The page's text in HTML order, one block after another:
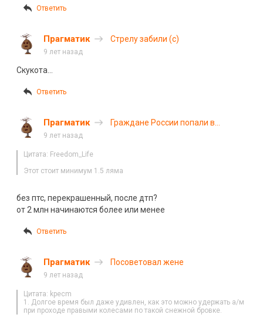
Ответить
Прагматик Стрелу забили (с)
9 лет назад
Скукота…
Ответить
Прагматик
Граждане России попали в
9 лет назад
Цитата: Freedom_Life
Этот стоит минимум 1.5 ляма
без птс, перекрашенный, после дтп?
от 2 млн начинаются более или менее
Ответить
Прагматик Посоветовал жене
9 лет назад
Цитата: kpecm
1. Долгое время был даже удивлен, как это можно удержать а/м
при проходе правыми колесами по такой снежной бровке.